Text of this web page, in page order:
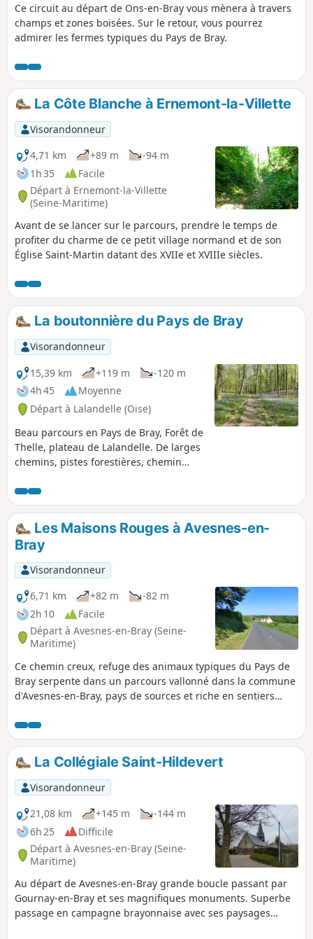
Ce circuit au départ de Ons-en-Bray vous mènera à travers
champs et zones boisées. Sur le retour, vous pourrez
admirer les fermes typiques du Pays de Bray.
La Côte Blanche à Ernemont-la-Villette
Visorandonneur
4,71 km
+89 m
-94 m
1h 35
Facile
Départ à Ernemont-la-Villette
(Seine-Maritime)
Avant de se lancer sur le parcours, prendre le temps de
profiter du charme de ce petit village normand et de son
Église Saint-Martin datant des XVIIe et XVIIIe siècles.
La boutonnière du Pays de Bray
Visorandonneur
15,39 km
+119 m
-120 m
4h 45
Moyenne
Départ à Lalandelle (Oise)
Beau parcours en Pays de Bray, Forêt de
Thelle, plateau de Lalandelle. De larges
chemins, pistes forestières, chemin
très roulante avec peu de dénivelé.
Les Maisons Rouges à Avesnes-en-
Bray
Visorandonneur
6,71 km
+82 m
-82 m
2h 10
Facile
Départ à Avesnes-en-Bray (Seine-
Maritime)
Ce chemin creux, refuge des animaux typiques du Pays de
Bray serpente dans un parcours vallonné dans la commune
d'Avesnes-en-Bray, pays de sources et riche en sentiers
arrivait de Dieppe à Paris à cheval.
La Collégiale Saint-Hildevert
Visorandonneur
21,08 km
+145 m
-144 m
6h 25
Difficile
Départ à Avesnes-en-Bray (Seine-
Maritime)
Au départ de Avesnes-en-Bray grande boucle passant par
Gournay-en-Bray et ses magnifiques monuments. Superbe
passage en campagne brayonnaise avec ses paysages